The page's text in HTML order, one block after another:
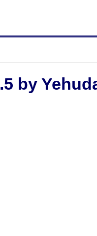
by